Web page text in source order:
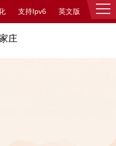
支持Ipv6 英文版 登录
庄